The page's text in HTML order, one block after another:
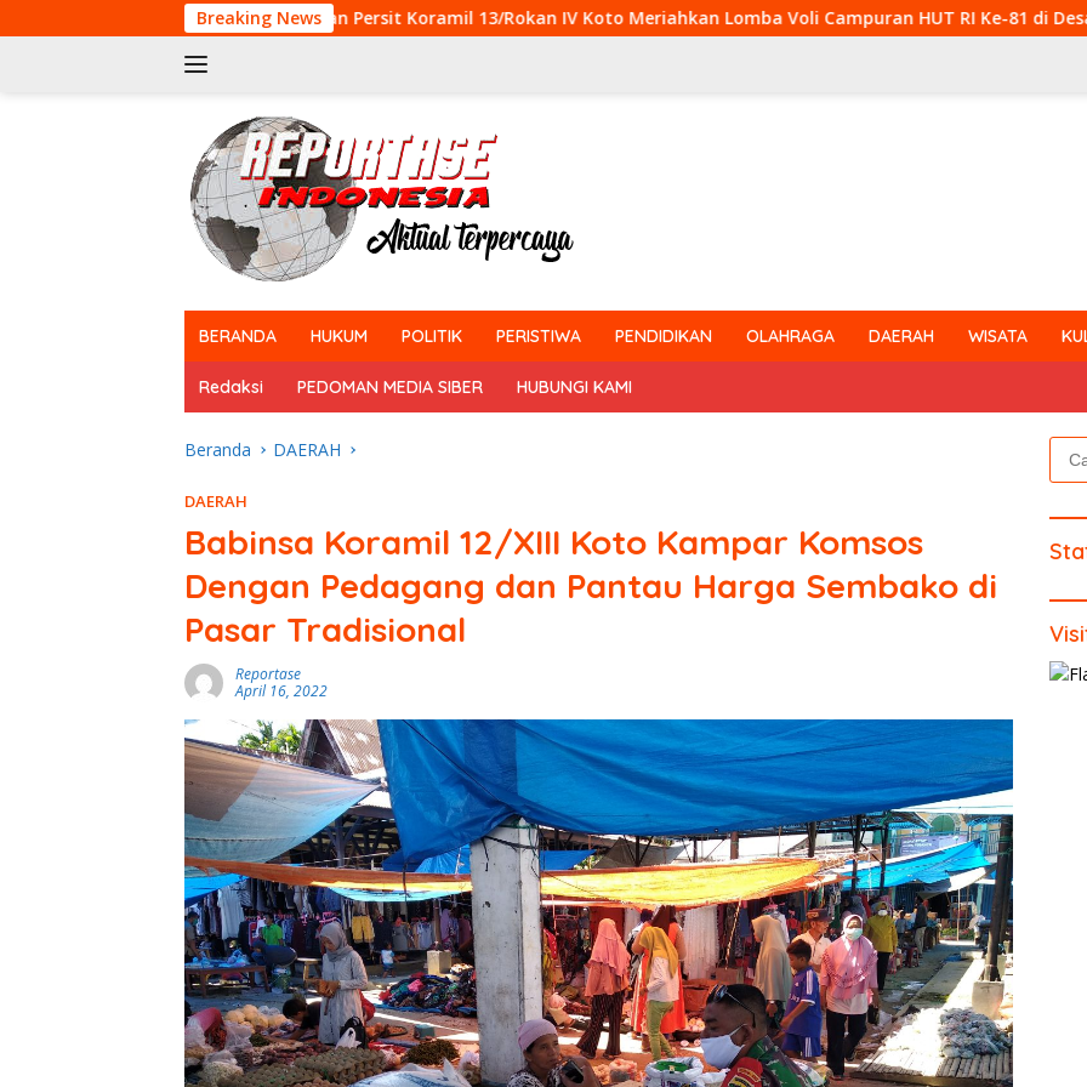
ke
Breaking News
Babinsa dan Persit Koramil 13/Rokan IV Koto Meriahkan Lomba Voli Campuran HUT RI Ke-81 di Desa Pendalian
BERANDA HUKUM POLITIK PERISTIWA PENDIDIKAN OLAHRAGA DAERAH WISATA
Redaksi PEDOMAN MEDIA SIBER HUBUNGI KAMI
Beranda DAERAH
DAERAH
Babinsa Koramil 12/XIII Koto Kampar Komsos
Dengan Pedagang dan Pantau Harga Sembako di
Pasar Tradisional
Reportase
April 16, 2022
Cari
untuk: